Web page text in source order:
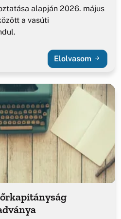
alapján 2026. május
a vasúti
Elolvasom